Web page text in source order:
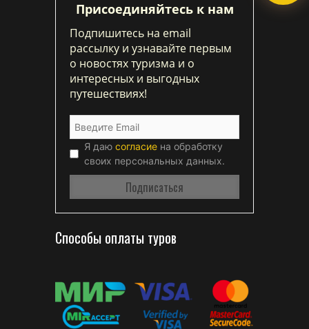
Присоединяйтесь к нам
Подпишитесь на email
рассылку и узнавайте первым
о новостях туризма и о
интересных и выгодных
путешествиях!
Я даю согласие на обработку
своих персональных данных.
Способы оплаты туров